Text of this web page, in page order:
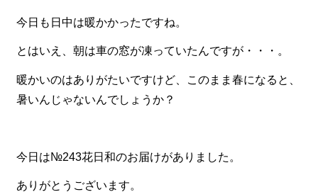
2,000~2,999円
3,000~3999円
4,000~7999円
8,000円~
お肉メイン弁当
お魚メイン弁当
今日も日中は暖かかったですね。
とはいえ、朝は車の窓が凍っていたんですが・・・。
暖かいのはありがたいですけど、このまま春になると、
暑いんじゃないんでしょうか？
今日は№243花日和のお届けがありました。
ありがとうございます。